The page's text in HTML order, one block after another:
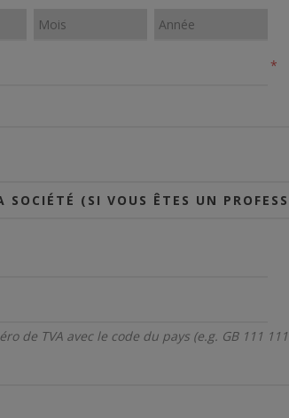
*
SOCIÉTÉ (SI VOUS ÊTES UN
de TVA avec le code du pays (e.g. GB 111